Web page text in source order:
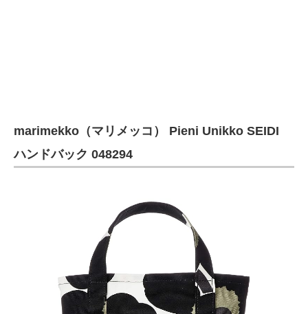
エレクトロニクス専門サイト
電子設計の基本と応用
建設×テクノロジーの最前線
ちょっと気になるネットの話題
marimekko（マリメッコ） Pieni Unikko SEIDI
ハンドバック 048294